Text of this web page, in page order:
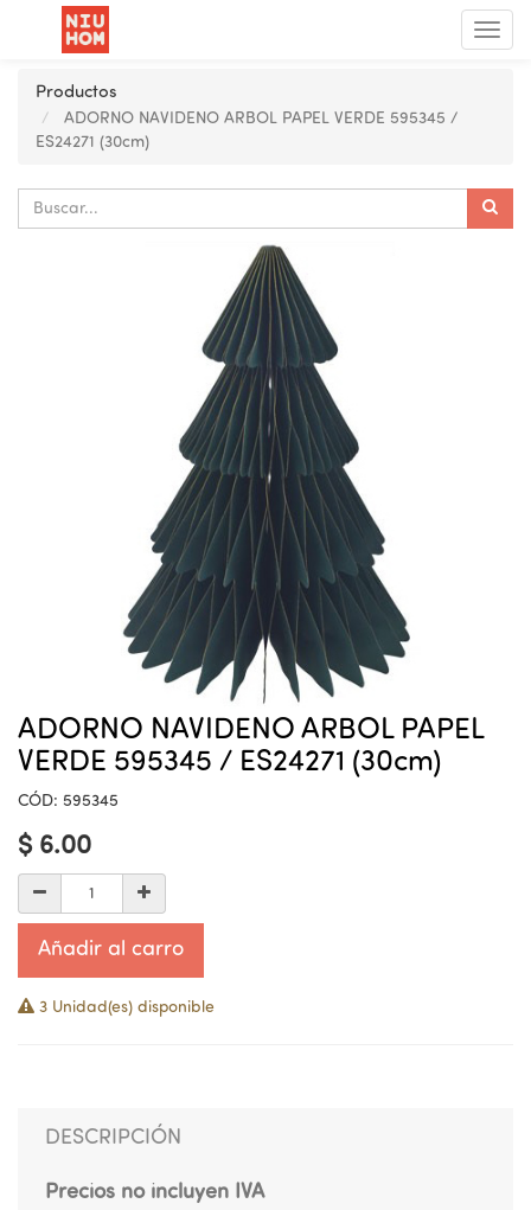
Menú
de
Productos
ADORNO NAVIDENO ARBOL PAPEL VERDE 595345 /
ES24271 (30cm)
ADORNO NAVIDENO ARBOL PAPEL
VERDE 595345 / ES24271 (30cm)
CÓD: 595345
$ 6.00
Añadir al carro
3 Unidad(es) disponible
DESCRIPCIÓN
Precios no incluyen IVA